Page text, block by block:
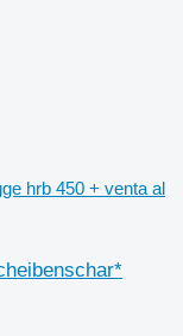
hrb 450 + venta al